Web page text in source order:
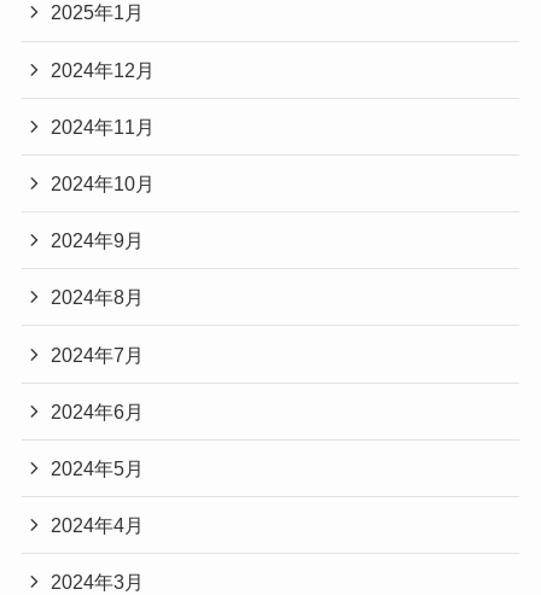
2025年1月
2024年12月
2024年11月
2024年10月
2024年9月
2024年8月
2024年7月
2024年6月
2024年5月
2024年4月
2024年3月